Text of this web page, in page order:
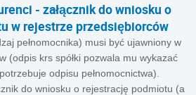
- załącznik do wniosku o
w rejestrze przedsiębiorców
pełnomocnika) musi być ujawniony w
(odpis krs spółki pozwala mu wykazać
odpisu pełnomocnictwa).
do wniosku o rejestrację podmiotu (a